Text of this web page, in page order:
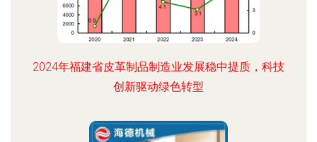
2024年福建省皮革制品制造业发展稳中提质，科技
创新驱动绿色转型